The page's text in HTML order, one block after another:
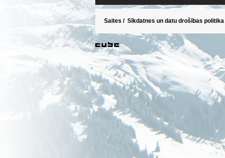
Saites / Sīkdatnes un datu drošības politika